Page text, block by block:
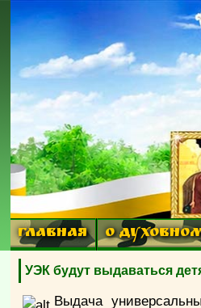
ГЛАВНАЯ О
УЭК будут выдаваться
Выдача